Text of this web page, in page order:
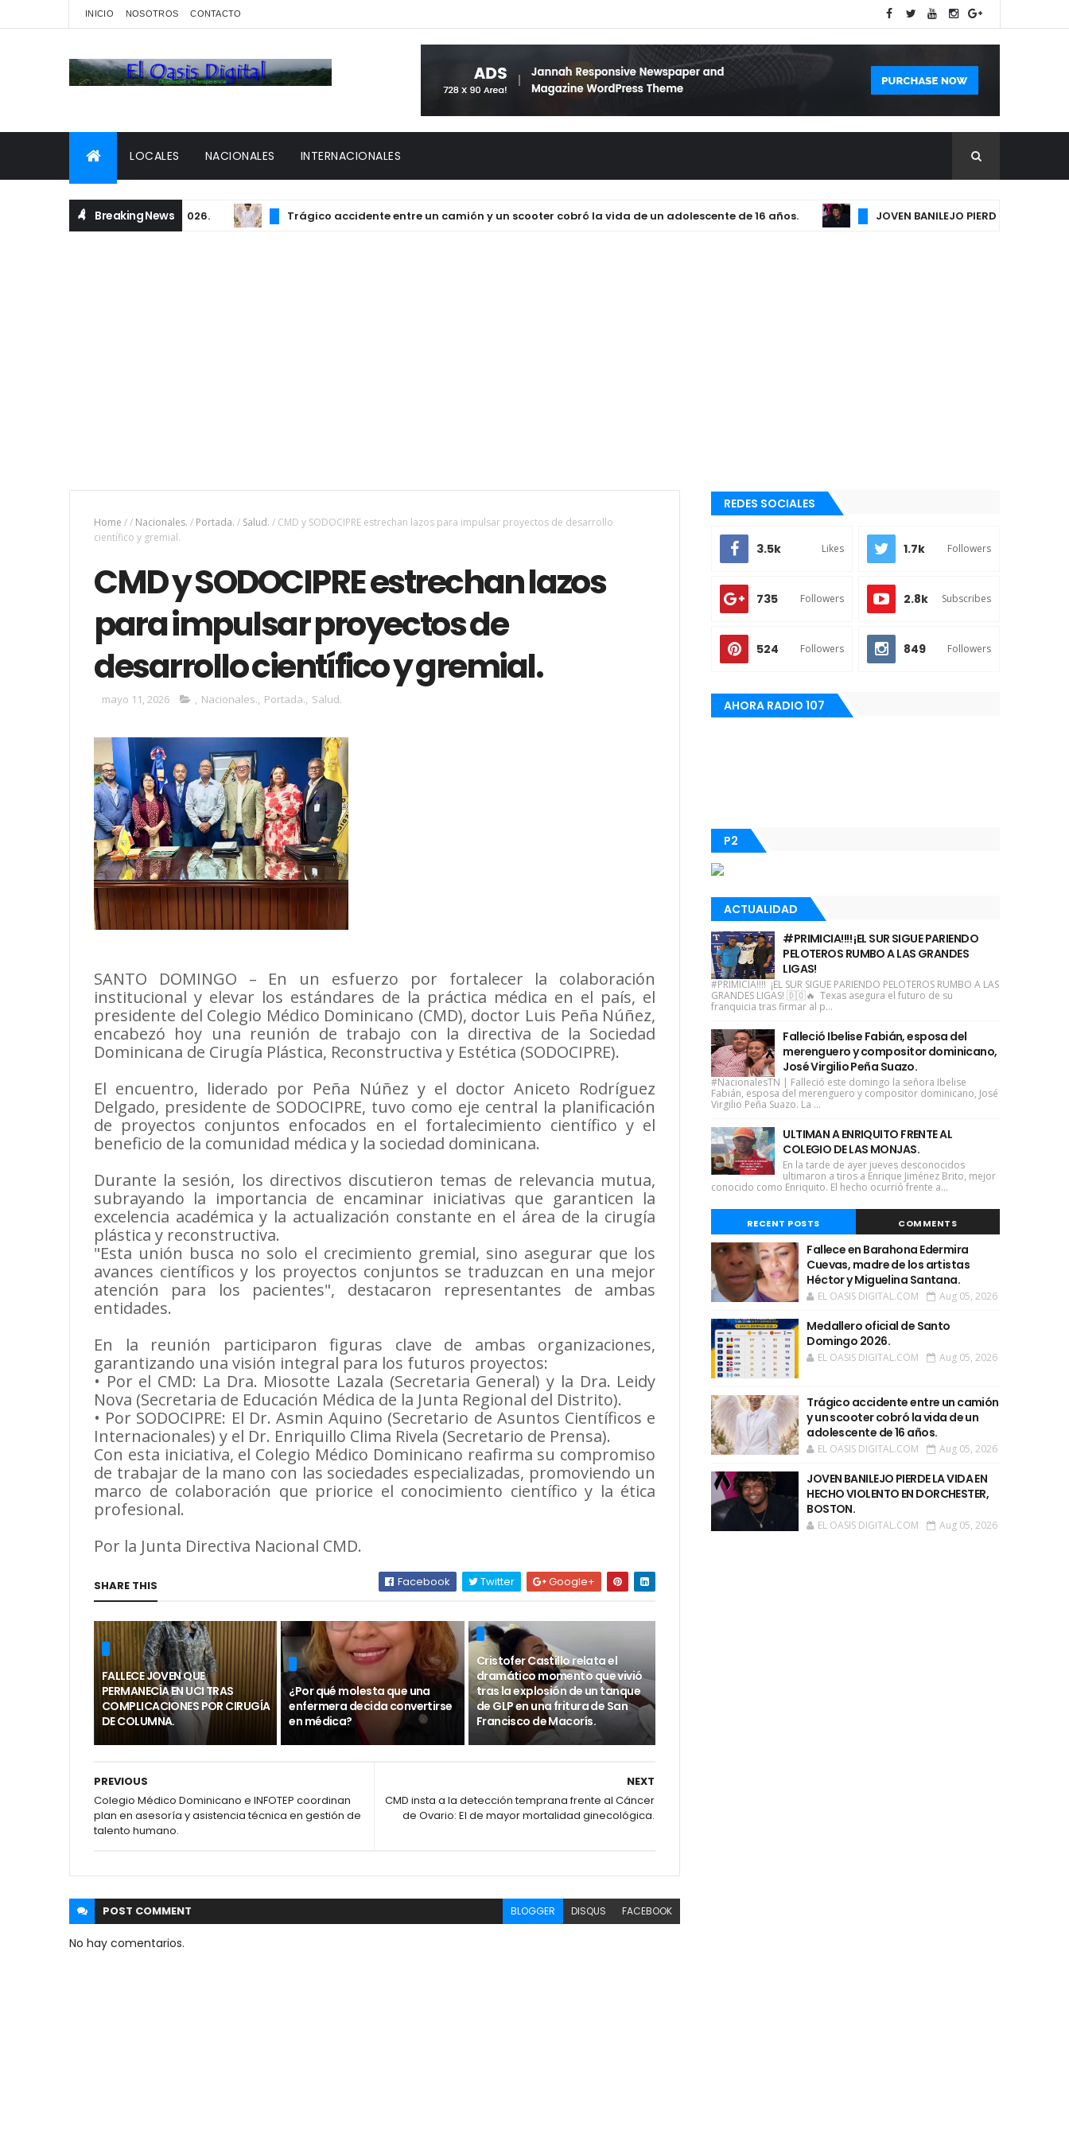
INICIO NOSOTROS CONTACTO
LOCALES NACIONALES INTERNACIONALES
Breaking News Trágico accidente entre un camión y un scooter cobró la vida de un adolescente de 16 años. JOVEN BANILEJO PIERDE LA VIDA EN
Home // Nacionales. / Portada. / Salud. / CMD y SODOCIPRE estrechan lazos para impulsar proyectos de desarrollo
científico y gremial.
CMD y SODOCIPRE estrechan lazos
para impulsar proyectos de
desarrollo científico y gremial.
mayo 11, 2026 , Nacionales., Portada., Salud.
SANTO DOMINGO – En un esfuerzo por fortalecer la colaboración
institucional y elevar los estándares de la práctica médica en el país, el
presidente del Colegio Médico Dominicano (CMD), doctor Luis Peña Núñez,
encabezó hoy una reunión de trabajo con la directiva de la Sociedad
Dominicana de Cirugía Plástica, Reconstructiva y Estética (SODOCIPRE).
El encuentro, liderado por Peña Núñez y el doctor Aniceto Rodríguez
Delgado, presidente de SODOCIPRE, tuvo como eje central la planificación
de proyectos conjuntos enfocados en el fortalecimiento científico y el
beneficio de la comunidad médica y la sociedad dominicana.
Durante la sesión, los directivos discutieron temas de relevancia mutua,
subrayando la importancia de encaminar iniciativas que garanticen la
excelencia académica y la actualización constante en el área de la cirugía
plástica y reconstructiva.
"Esta unión busca no solo el crecimiento gremial, sino asegurar que los
avances científicos y los proyectos conjuntos se traduzcan en una mejor
atención para los pacientes", destacaron representantes de ambas
entidades.
En la reunión participaron figuras clave de ambas organizaciones,
garantizando una visión integral para los futuros proyectos:
• Por el CMD: La Dra. Miosotte Lazala (Secretaria General) y la Dra. Leidy
Nova (Secretaria de Educación Médica de la Junta Regional del Distrito).
• Por SODOCIPRE: El Dr. Asmin Aquino (Secretario de Asuntos Científicos e
Internacionales) y el Dr. Enriquillo Clima Rivela (Secretario de Prensa).
Con esta iniciativa, el Colegio Médico Dominicano reafirma su compromiso
de trabajar de la mano con las sociedades especializadas, promoviendo un
marco de colaboración que priorice el conocimiento científico y la ética
profesional.
Por la Junta Directiva Nacional CMD.
SHARE THIS Facebook Twitter Google+
FALLECE JOVEN QUE
PERMANECÍA EN UCI TRAS
COMPLICACIONES POR CIRUGÍA
DE COLUMNA.
¿Por qué molesta que una
enfermera decida convertirse
en médica?
Cristofer Castillo relata el
dramático momento que vivió
tras la explosión de un tanque
de GLP en una fritura de San
Francisco de Macorís.
NEXT
CMD insta a la detección temprana frente al Cáncer
de Ovario: El de mayor mortalidad ginecológica.
PREVIOUS
Colegio Médico Dominicano e INFOTEP coordinan
plan en asesoría y asistencia técnica en gestión de
talento humano.
POST COMMENT BLOGGER DISQUS FACEBOOK
No hay comentarios.
REDES SOCIALES
3.5k Likes 1.7k Followers
735 Followers 2.8k Subscribes
524 Followers 849 Followers
AHORA RADIO 107
P2
ACTUALIDAD
#PRIMICIA!!!! ¡EL SUR SIGUE PARIENDO
PELOTEROS RUMBO A LAS GRANDES
LIGAS!
#PRIMICIA!!!! ¡EL SUR SIGUE PARIENDO PELOTEROS RUMBO A LAS
GRANDES LIGAS! 🇩🇴🔥 Texas asegura el futuro de su
franquicia tras firmar al p...
Falleció Ibelise Fabián, esposa del
merenguero y compositor dominicano,
José Virgilio Peña Suazo.
#NacionalesTN | Falleció este domingo la señora Ibelise
Fabián, esposa del merenguero y compositor dominicano, José
Virgilio Peña Suazo. La ...
ULTIMAN A ENRIQUITO FRENTE AL
COLEGIO DE LAS MONJAS.
En la tarde de ayer jueves desconocidos
ultimaron a tiros a Enrique Jiménez Brito, mejor
conocido como Enriquito. El hecho ocurrió frente a...
RECENT POSTS COMMENTS
Fallece en Barahona Edermira
Cuevas, madre de los artistas
Héctor y Miguelina Santana.
EL OASIS DIGITAL.COM Aug 05, 2026
Medallero oficial de Santo
Domingo 2026.
EL OASIS DIGITAL.COM Aug 05, 2026
Trágico accidente entre un camión
y un scooter cobró la vida de un
adolescente de 16 años.
EL OASIS DIGITAL.COM Aug 05, 2026
JOVEN BANILEJO PIERDE LA VIDA EN
HECHO VIOLENTO EN DORCHESTER,
BOSTON.
EL OASIS DIGITAL.COM Aug 05, 2026